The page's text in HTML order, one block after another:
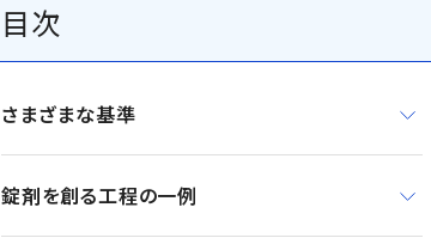
目次
さまざまな基準
錠剤を創る工程の一例